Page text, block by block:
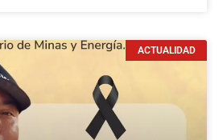
ACTUALIDAD